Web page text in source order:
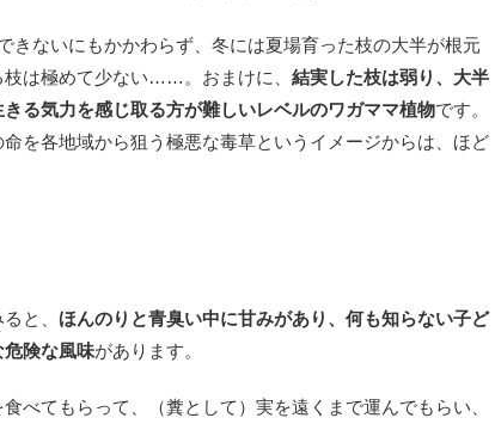
ないにもかかわらず、冬には夏場育った枝の大半が根元
は極めて少ない……。おまけに、 結実した枝は弱り、大半
る気力を感じ取る方が難しいレベルのワガママ植物です。
を各地域から狙う極悪な毒草というイメージからは、ほど
と、 ほんのりと青臭い中に甘みがあり、何も知らない子ど
危険な風味があります。
べてもらって、（糞として）実を遠くまで運んでもらい、